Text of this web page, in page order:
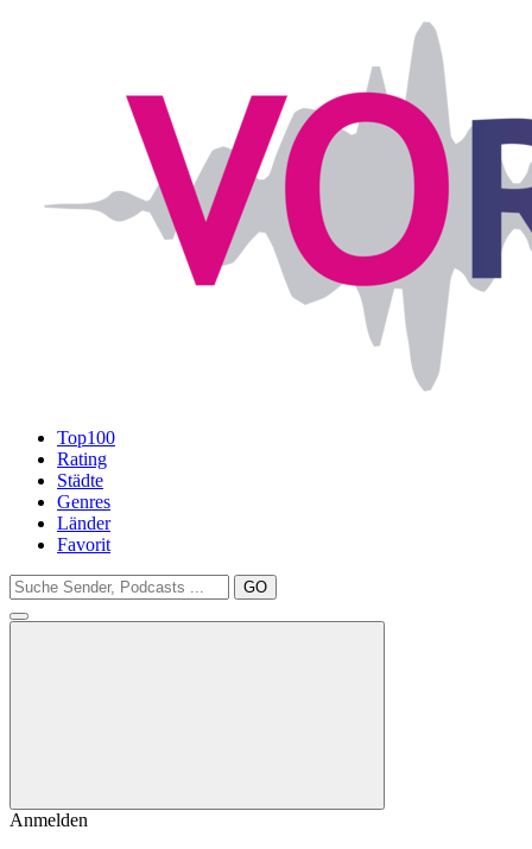
Top100
Rating
Städte
Genres
Länder
Favorit
GO
Anmelden